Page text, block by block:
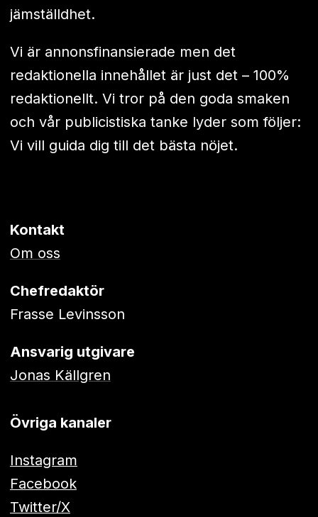
jämställdhet.
Vi är annonsfinansierade men det
redaktionella innehållet är just det – 100%
redaktionellt. Vi tror på den goda smaken
och vår publicistiska tanke lyder som följer:
Vi vill guida dig till det bästa nöjet.
Kontakt
Om oss
Chefredaktör
Frasse Levinsson
Ansvarig utgivare
Jonas Källgren
Övriga kanaler
Instagram
Facebook
Twitter/X